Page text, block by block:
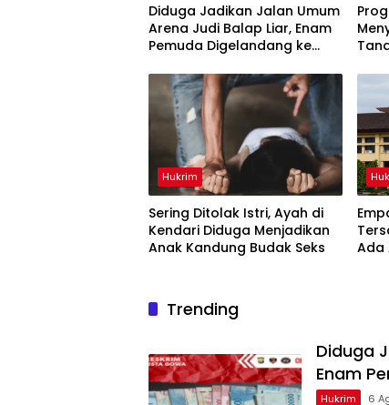
Diduga Jadikan Jalan Umum
Arena Judi Balap Liar, Enam
Pemuda Digelandang ke
Hukrim
Sering Ditolak Istri, Ayah di
Kendari Diduga Menjadikan
Anak Kandung Budak Seks
Ada
Trending
Diduga
Enam
Hukrim 6